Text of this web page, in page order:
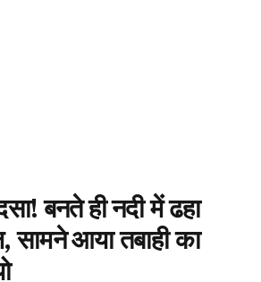
बनते ही नदी में ढहा
आया तबाही का